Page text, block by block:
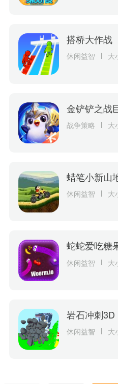
搭桥大作战
休闲益智 大
金铲铲之战
战争策略 大
蜡笔小新山
休闲益智 大
蛇蛇爱吃糖
休闲益智 大
岩石冲刺3D
休闲益智 大